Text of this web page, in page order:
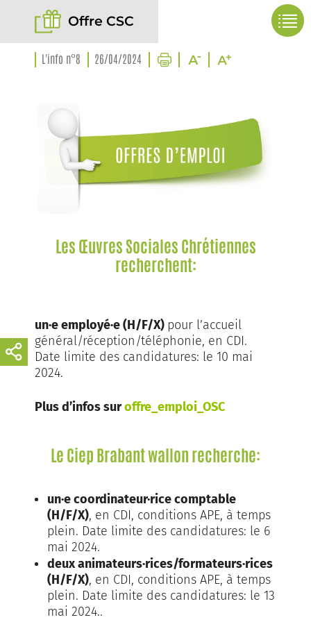
Offre CSC
L'info n°8 26/04/2024
Les Œuvres Sociales Chrétiennes
recherchent:
un·e employé·e (H/F/X) pour l’accueil
général/réception/téléphonie, en CDI.
Date limite des candidatures: le 10 mai
2024.
Plus d’infos suroffre_emploi_OSC
Le Ciep Brabant wallon recherche:
un·e coordinateur·rice comptable
(H/F/X), en CDI, conditions APE, à temps
plein. Date limite des candidatures: le 6
mai 2024.
deux animateurs·rices/formateurs·rices
(H/F/X), en CDI, conditions APE, à temps
plein. Date limite des candidatures: le 13
mai 2024..